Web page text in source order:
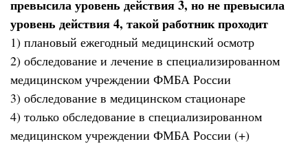
превысила уровень действия 3, но не превысила
уровень действия 4, такой работник проходит
1) плановый ежегодный медицинский осмотр
2) обследование и лечение в специализированном
медицинском учреждении ФМБА России
3) обследование в медицинском стационаре
4) только обследование в специализированном
медицинском учреждении ФМБА России (+)